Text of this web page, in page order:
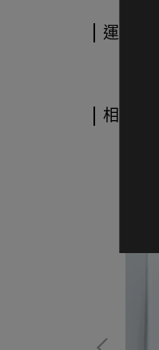
運送方式
相關商品